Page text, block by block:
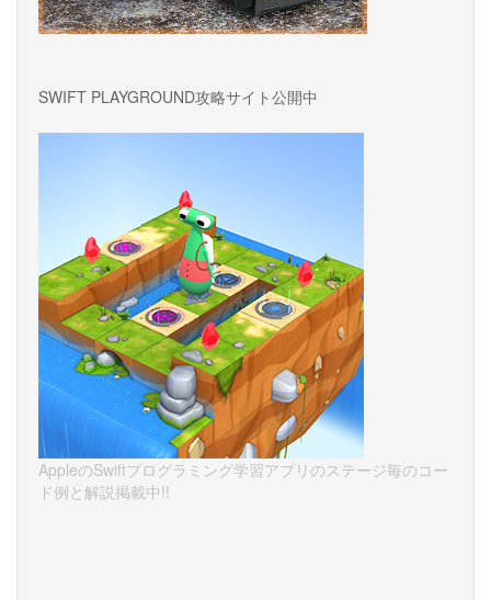
SWIFT PLAYGROUND攻略サイト公開中
AppleのSwiftプログラミング学習アプリのステージ毎のコー
ド例と解説掲載中!!